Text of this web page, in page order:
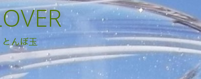
とんぼ玉